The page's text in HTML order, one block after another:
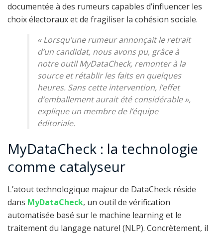
documentée à des rumeurs capables d’influencer les
choix électoraux et de fragiliser la cohésion sociale.
«Lorsqu’une rumeur annonçait le retrait
d’un candidat, nous avons pu, grâce à
notre outil MyDataCheck, remonter à la
source et rétablir les faits en quelques
heures. Sans cette intervention, l’effet
d’emballement aurait été considérable»,
explique un membre de l’équipe
éditoriale.
MyDataCheck : la technologie
comme catalyseur
L’atout technologique majeur de DataCheck réside
dans MyDataCheck, un outil de vérification
automatisée basé sur le machine learning et le
traitement du langage naturel (NLP). Concrètement, il